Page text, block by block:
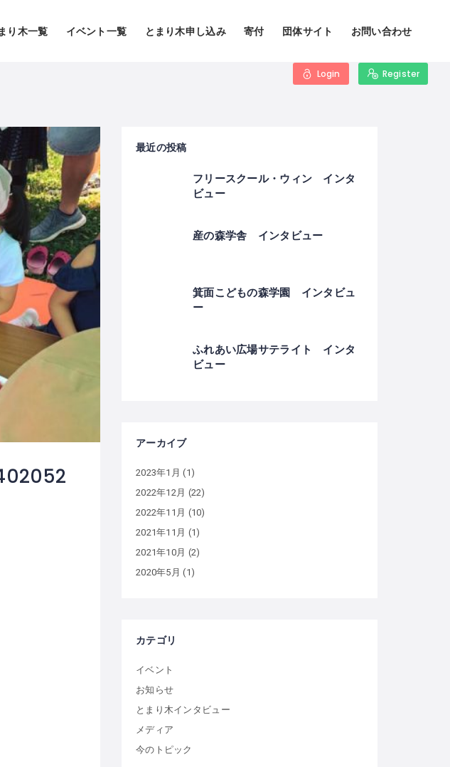
り木一覧 イベント一覧 とまり木申し込み 寄付 団体サイト お問い合わせ
Login Register
最近の投稿
フリースクール・ウィン インタ
ビュー
産の森学舎 インタビュー
箕面こどもの森学園 インタビュ
ー
ふれあい広場サテライト インタ
ビュー
アーカイブ
2023年1月 (1)
2022年12月 (22)
2022年11月 (10)
2021年11月 (1)
2021年10月 (2)
2020年5月 (1)
カテゴリ
イベント
お知らせ
とまり木インタビュー
メディア
今のトピック